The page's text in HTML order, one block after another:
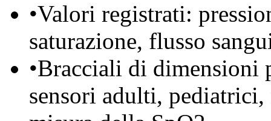
•Valori registrati:
saturazione, flusso
•Bracciali di dimensioni
sensori adulti, pediatrici,